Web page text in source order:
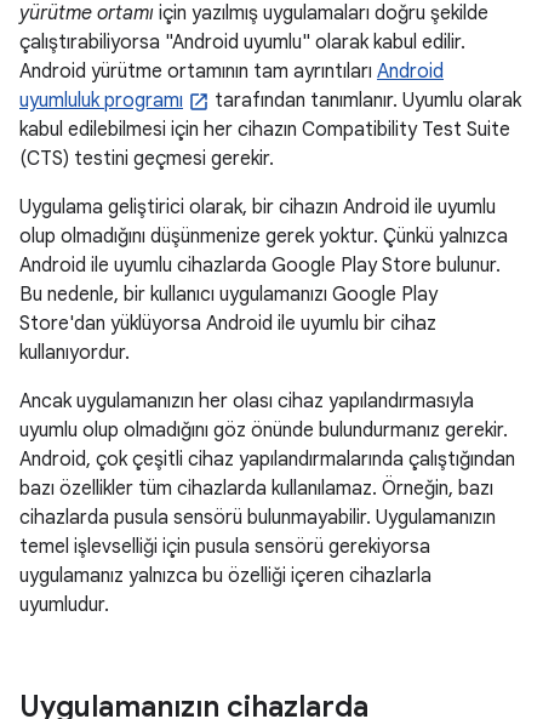
yürütme ortamı için yazılmış uygulamaları doğru şekilde
çalıştırabiliyorsa "Android uyumlu" olarak kabul edilir.
Android yürütme ortamının tam ayrıntıları Android
uyumluluk programı
tarafından tanımlanır. Uyumlu olarak
kabul edilebilmesi için her cihazın Compatibility Test Suite
(CTS) testini geçmesi gerekir.
Uygulama geliştirici olarak, bir cihazın Android ile uyumlu
olup olmadığını düşünmenize gerek yoktur. Çünkü yalnızca
Android ile uyumlu cihazlarda Google Play Store bulunur.
Bu nedenle, bir kullanıcı uygulamanızı Google Play
Store'dan yüklüyorsa Android ile uyumlu bir cihaz
kullanıyordur.
Ancak uygulamanızın her olası cihaz yapılandırmasıyla
uyumlu olup olmadığını göz önünde bulundurmanız gerekir.
Android, çok çeşitli cihaz yapılandırmalarında çalıştığından
bazı özellikler tüm cihazlarda kullanılamaz. Örneğin, bazı
cihazlarda pusula sensörü bulunmayabilir. Uygulamanızın
temel işlevselliği için pusula sensörü gerekiyorsa
uygulamanız yalnızca bu özelliği içeren cihazlarla
uyumludur.
Uygulamanızın cihazlarda